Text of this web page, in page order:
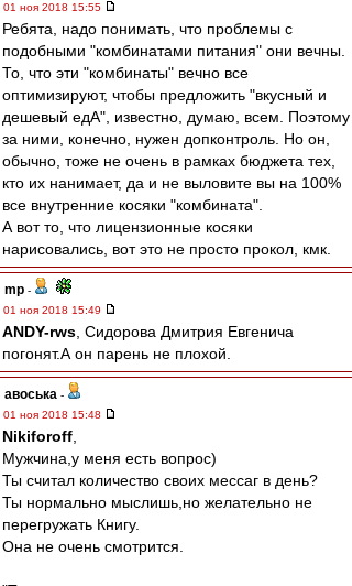
01 ноя 2018 15:55
Ребята, надо понимать, что проблемы с
подобными "комбинатами питания" они вечны.
То, что эти "комбинаты" вечно все
оптимизируют, чтобы предложить "вкусный и
дешевый едА", известно, думаю, всем. Поэтому
за ними, конечно, нужен допконтроль. Но он,
обычно, тоже не очень в рамках бюджета тех,
кто их нанимает, да и не выловите вы на 100%
все внутренние косяки "комбината".
А вот то, что лицензионные косяки
нарисовались, вот это не просто прокол, кмк.
mp -
01 ноя 2018 15:49
ANDY-rws , Сидорова Дмитрия Евгенича
погонят.А он парень не плохой.
авоська -
01 ноя 2018 15:48
Nikiforoff
Мужчина,у меня есть вопрос)
Ты считал количество своих мессаг в день?
Ты нормально мыслишь,но желательно не
перегружать Книгу.
Она не очень смотрится.